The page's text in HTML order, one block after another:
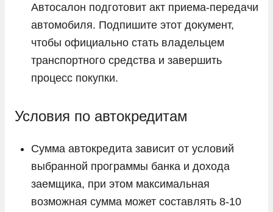
Автосалон подготовит акт приема-передачи
автомобиля. Подпишите этот документ,
чтобы официально стать владельцем
транспортного средства и завершить
процесс покупки.
Условия по автокредитам
Сумма автокредита зависит от условий
выбранной программы банка и дохода
заемщика, при этом максимальная
возможная сумма может составлять 8-10